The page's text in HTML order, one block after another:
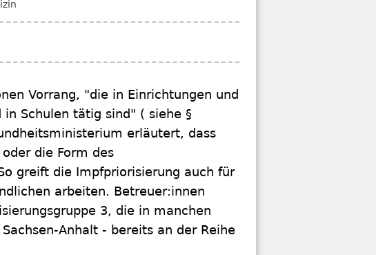
Vorrang, "die in Einrichtungen und
in Schulen tätig sind" ( siehe §
erläutert, dass
die Form des
greift die Impfpriorisierung auch für
arbeiten. Betreuer:innen
3, die in manchen
Anhalt - bereits an der Reihe